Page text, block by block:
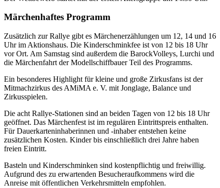
Märchenhaftes Programm
Zusätzlich zur Rallye gibt es Märchenerzählungen um 12, 14 und 16
Uhr im Aktionshaus. Die Kinderschminkfee ist von 12 bis 18 Uhr
vor Ort. Am Samstag sind außerdem die BarockVolleys, Lurchi und
die Märchenfahrt der Modellschiffbauer Teil des Programms.
Ein besonderes Highlight für kleine und große Zirkusfans ist der
Mitmachzirkus des AMiMA e. V. mit Jonglage, Balance und
Zirkusspielen.
Die acht Rallye-Stationen sind an beiden Tagen von 12 bis 18 Uhr
geöffnet. Das Märchenfest ist im regulären Eintrittspreis enthalten.
Für Dauerkarteninhaberinnen und -inhaber entstehen keine
zusätzlichen Kosten. Kinder bis einschließlich drei Jahre haben
freien Eintritt.
Basteln und Kinderschminken sind kostenpflichtig und freiwillig.
Aufgrund des zu erwartenden Besucheraufkommens wird die
Anreise mit öffentlichen Verkehrsmitteln empfohlen.